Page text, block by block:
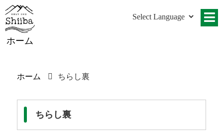
ホーム
ホーム ちらし裏
ちらし裏